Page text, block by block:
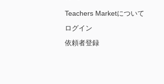
Teachers Marketについて
ログイン
依頼者登録